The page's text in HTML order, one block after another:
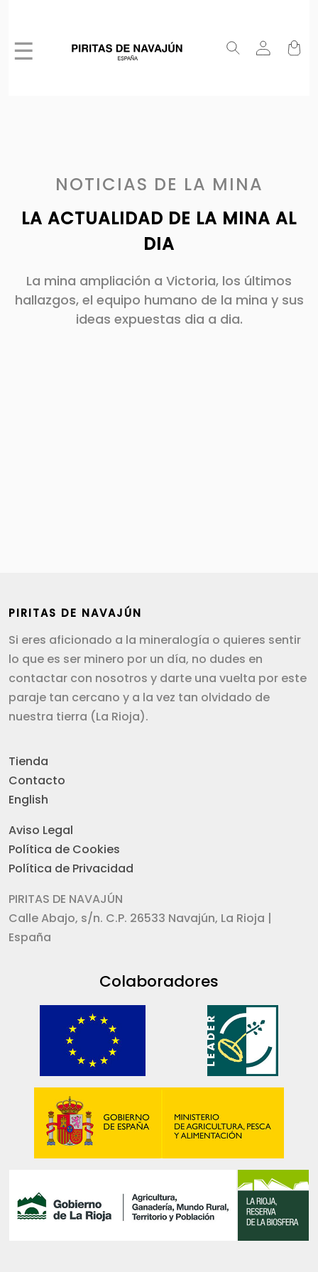
☰
NOTICIAS DE LA MINA
LA ACTUALIDAD DE LA MINA AL
DIA
La mina ampliación a Victoria, los últimos
hallazgos, el equipo humano de la mina y sus
ideas expuestas dia a dia.
PIRITAS DE NAVAJÚN
Si eres aficionado a la mineralogía o quieres sentir
lo que es ser minero por un día, no dudes en
contactar con nosotros y darte una vuelta por este
paraje tan cercano y a la vez tan olvidado de
nuestra tierra (La Rioja).
Tienda
Contacto
English
Aviso Legal
Política de Cookies
Política de Privacidad
PIRITAS DE NAVAJÚN
Calle Abajo, s/n. C.P. 26533 Navajún, La Rioja |
España
Colaboradores